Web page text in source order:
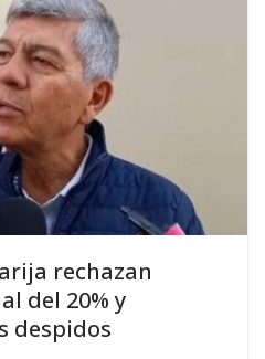
rechazan
del 20% y
despidos